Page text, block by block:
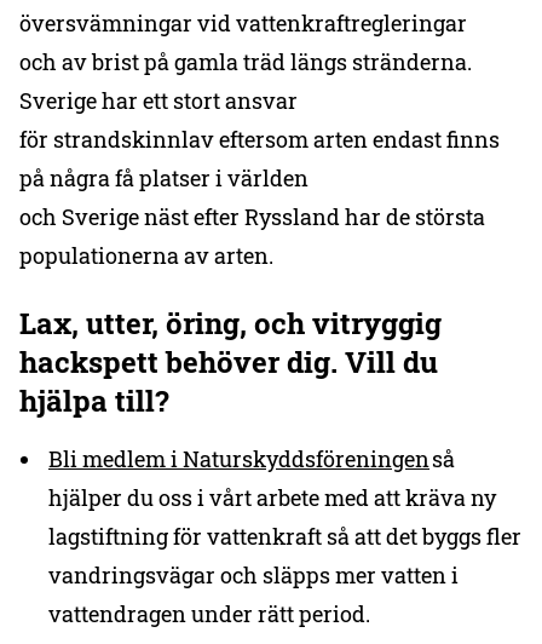
översvämningar vid vattenkraftregleringar
och av brist på gamla träd längs stränderna.
Sverige har ett stort ansvar
för strandskinnlav eftersom arten endast finns
på några få platser i världen
och Sverige näst efter Ryssland har de största
populationerna av arten.
Lax, utter, öring, och vitryggig
hackspett behöver dig. Vill du
hjälpa till?
Bli medlem i Naturskyddsföreningenså
hjälper du oss i vårt arbete med att kräva ny
lagstiftning för vattenkraft så att det byggs fler
vandringsvägar och släpps mer vatten i
vattendragen under rätt period.